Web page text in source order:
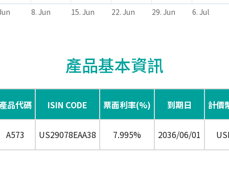
8. Jun 15. Jun 22. Jun 29. Jun 6. Jul
產品基本資訊
產品代碼 ISIN CODE 票面利率(%) 到期日 計價
A573 US29078EAA38 7.995% 2036/06/01